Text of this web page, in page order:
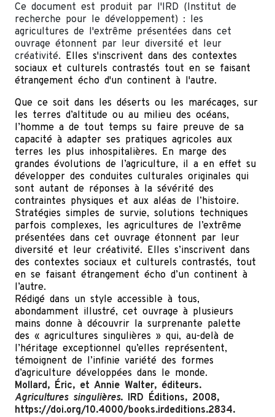
Ce document est produit par l'IRD (Institut de
recherche pour le développement) : les
agricultures de l'extrême présentées dans cet
ouvrage étonnent par leur diversité et leur
créativité. Elles s'inscrivent dans des contextes
sociaux et culturels contrastés tout en se faisant
étrangement écho d'un continent à l'autre.
Que ce soit dans les déserts ou les marécages, sur
les terres d’altitude ou au milieu des océans,
l’homme a de tout temps su faire preuve de sa
capacité à adapter ses pratiques agricoles aux
terres les plus inhospitalières. En marge des
grandes évolutions de l’agriculture, il a en effet su
développer des conduites culturales originales qui
sont autant de réponses à la sévérité des
contraintes physiques et aux aléas de l’histoire.
Stratégies simples de survie, solutions techniques
parfois complexes, les agricultures de l’extrême
présentées dans cet ouvrage étonnent par leur
diversité et leur créativité. Elles s’inscrivent dans
des contextes sociaux et culturels contrastés, tout
en se faisant étrangement écho d’un continent à
l’autre.
Rédigé dans un style accessible à tous,
abondamment illustré, cet ouvrage à plusieurs
mains donne à découvrir la surprenante palette
des « agricultures singulières » qui, au-delà de
l’héritage exceptionnel qu’elles représentent,
témoignent de l’infinie variété des formes
d’agriculture développées dans le monde.
Mollard, Éric, et Annie Walter, éditeurs.
Agricultures singulières. IRD Éditions, 2008,
https://doi.org/10.4000/books.irdeditions.2834.